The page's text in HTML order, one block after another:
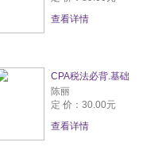
查看详情
CPA税法必背.基础
陈丽
定 价：30.00元
查看详情